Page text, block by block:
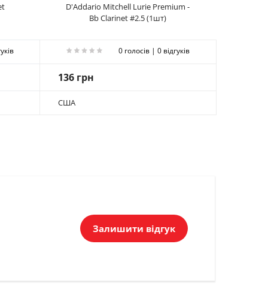
D'Addario Mitchell Lurie Premium -
Bb Clarinet #2.5 (1шт)
0 голосів | 0 відгуків
136 грн
США
Залишити відгук